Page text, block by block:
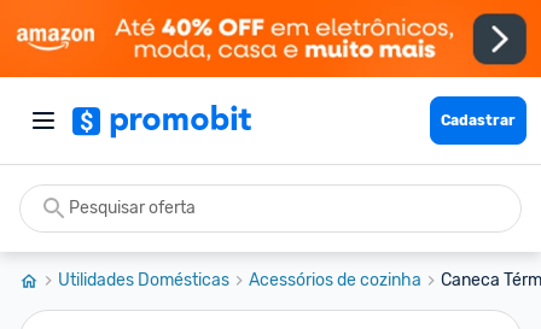
Cadastrar
Utilidades Domésticas Acessórios de cozinha Caneca